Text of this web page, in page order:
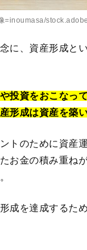
=inoumasa/
に、資産形成と
投資をおこなっ
形成は資産を築
トのために資産
お金の積み重ね
成を達成するた